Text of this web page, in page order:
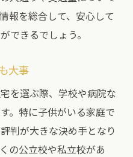
見極める
事項
の重要性
にする
るための賢い予算設定
報を総合して、安心して
できるでしょう。
大事
を選ぶ際、学校や病院な
。特に子供がいる家庭で
判が大きな決め手となり
の公立校や私立校があ